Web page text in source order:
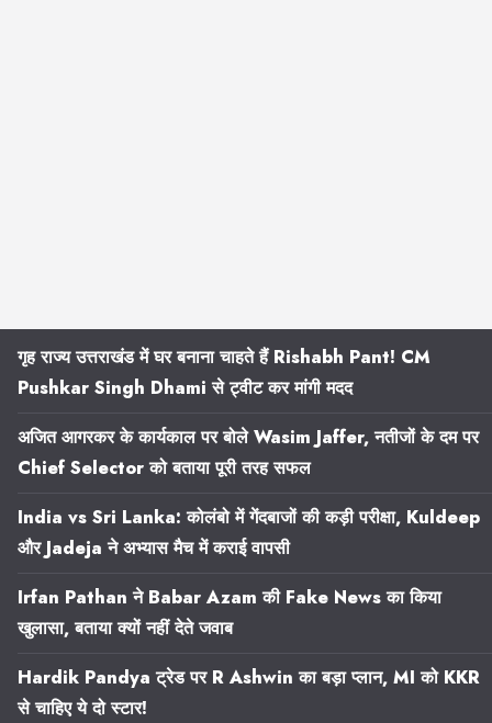
गृह राज्य उत्तराखंड में घर बनाना चाहते हैं Rishabh Pant! CM
Pushkar Singh Dhami से ट्वीट कर मांगी मदद
अजित आगरकर के कार्यकाल पर बोले Wasim Jaffer, नतीजों के दम पर
Chief Selector को बताया पूरी तरह सफल
India vs Sri Lanka: कोलंबो में गेंदबाजों की कड़ी परीक्षा, Kuldeep
और Jadeja ने अभ्यास मैच में कराई वापसी
Irfan Pathan ने Babar Azam की Fake News का किया
खुलासा, बताया क्यों नहीं देते जवाब
Hardik Pandya ट्रेड पर R Ashwin का बड़ा प्लान, MI को KKR
से चाहिए ये दो स्टार!